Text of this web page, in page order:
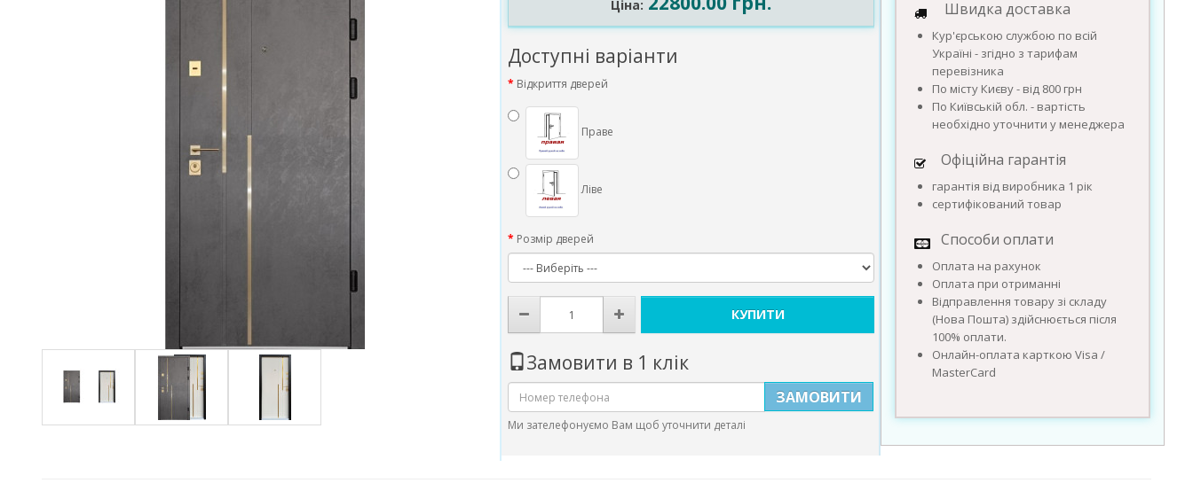
Ціна:
Доступні варіанти
Відкриття дверей
Праве
Ліве
Розмір дверей
КУПИТИ
Замовити в 1 клік
ЗАМОВИТИ
Ми зателефонуємо Вам щоб уточнити деталі
Швидка доставка
Кур'єрською службою по всій
Україні - згідно з тарифам
перевізника
По місту Києву - від 800 грн
По Київській обл. - вартість
необхідно уточнити у менеджера
Офіційна гарантія
гарантія від виробника 1 рік
сертифікований товар
Способи оплати
Оплата на рахунок
Оплата при отриманні
Відправлення товару зі складу
(Нова Пошта) здійснюється після
100% оплати.
Онлайн-оплата карткою Visa /
MasterCard